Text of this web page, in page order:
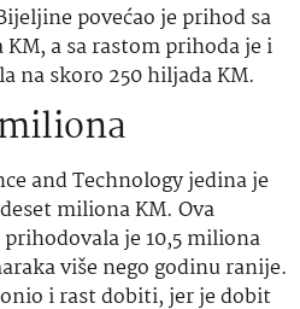
povećao je prihod sa
KM, a sa rastom prihoda je i
na skoro 250 hiljada KM.
and Technology jedina je
miliona KM. Ova
je 10,5 miliona
više nego godinu ranije.
i rast dobiti, jer je dobit